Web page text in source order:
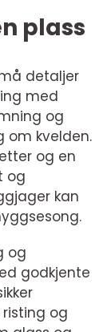
plass
detaljer
med
og
om kvelden.
og en
og
kan
og
godkjente
og